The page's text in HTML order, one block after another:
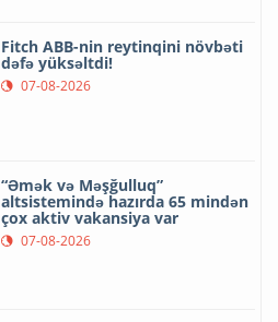
Fitch ABB-nin reytinqini növbəti
dəfə yüksəltdi!
07-08-2026
“Əmək və Məşğulluq”
altsistemində hazırda 65 mindən
çox aktiv vakansiya var
07-08-2026